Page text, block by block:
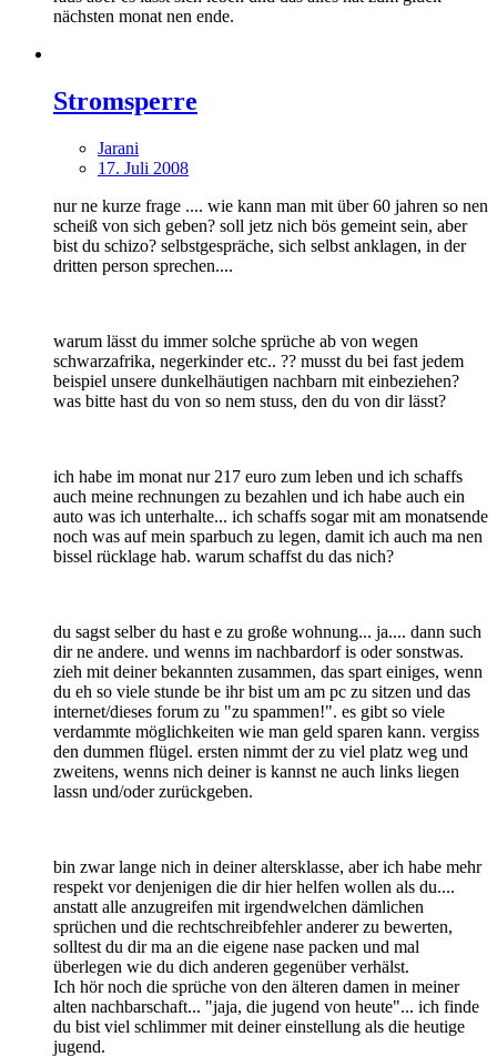
nächsten monat nen ende.
Stromsperre
Jarani
17. Juli 2008
nur ne kurze frage .... wie kann man mit über 60 jahren so nen
scheiß von sich geben? soll jetz nich bös gemeint sein, aber
bist du schizo? selbstgespräche, sich selbst anklagen, in der
dritten person sprechen....
warum lässt du immer solche sprüche ab von wegen
schwarzafrika, negerkinder etc.. ?? musst du bei fast jedem
beispiel unsere dunkelhäutigen nachbarn mit einbeziehen?
was bitte hast du von so nem stuss, den du von dir lässt?
ich habe im monat nur 217 euro zum leben und ich schaffs
auch meine rechnungen zu bezahlen und ich habe auch ein
auto was ich unterhalte... ich schaffs sogar mit am monatsende
noch was auf mein sparbuch zu legen, damit ich auch ma nen
bissel rücklage hab. warum schaffst du das nich?
du sagst selber du hast e zu große wohnung... ja.... dann such
dir ne andere. und wenns im nachbardorf is oder sonstwas.
zieh mit deiner bekannten zusammen, das spart einiges, wenn
du eh so viele stunde be ihr bist um am pc zu sitzen und das
internet/dieses forum zu "zu spammen!". es gibt so viele
verdammte möglichkeiten wie man geld sparen kann. vergiss
den dummen flügel. ersten nimmt der zu viel platz weg und
zweitens, wenns nich deiner is kannst ne auch links liegen
lassn und/oder zurückgeben.
bin zwar lange nich in deiner altersklasse, aber ich habe mehr
respekt vor denjenigen die dir hier helfen wollen als du....
anstatt alle anzugreifen mit irgendwelchen dämlichen
sprüchen und die rechtschreibfehler anderer zu bewerten,
solltest du dir ma an die eigene nase packen und mal
überlegen wie du dich anderen gegenüber verhälst.
Ich hör noch die sprüche von den älteren damen in meiner
alten nachbarschaft... "jaja, die jugend von heute"... ich finde
du bist viel schlimmer mit deiner einstellung als die heutige
jugend.